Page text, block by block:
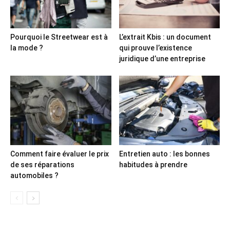
Pourquoi le Streetwear est à
la mode ?
L’extrait Kbis : un document
qui prouve l’existence
juridique d’une entreprise
Comment faire évaluer le prix
de ses réparations
automobiles ?
Entretien auto : les bonnes
habitudes à prendre